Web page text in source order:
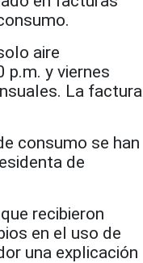
aire
p.m. y viernes
La factura
consumo se han
de
recibieron
en el uso de
una explicación